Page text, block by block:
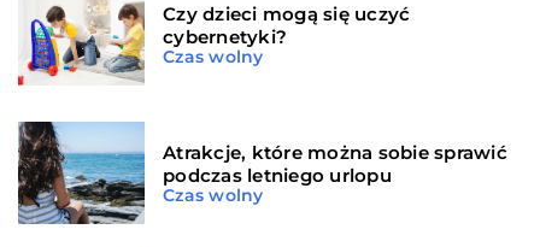
Czy dzieci mogą się uczyć
cybernetyki?
Czas wolny
Atrakcje, które można sobie sprawić
podczas letniego urlopu
Czas wolny